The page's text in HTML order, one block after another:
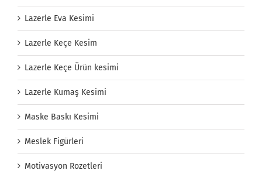
Lazerle Eva Kesimi
Lazerle Keçe Kesim
Lazerle Keçe Ürün kesimi
Lazerle Kumaş Kesimi
Maske Baskı Kesimi
Meslek Figürleri
Motivasyon Rozetleri